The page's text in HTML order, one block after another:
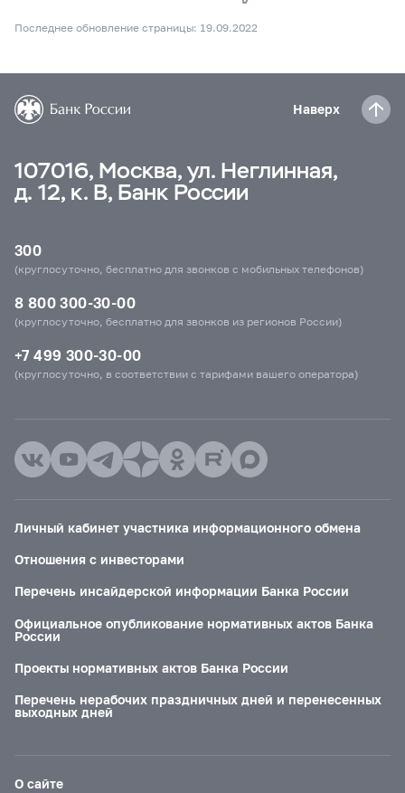
Последнее обновление страницы: 19.09.2022
Наверх
107016, Москва, ул. Неглинная,
д. 12, к. В, Банк России
300
(круглосуточно, бесплатно для звонков с мобильных телефонов)
8 800 300-30-00
(круглосуточно, бесплатно для звонков из регионов России)
+7 499 300-30-00
(круглосуточно, в соответствии с тарифами вашего оператора)
Личный кабинет участника информационного обмена
Отношения с инвесторами
Перечень инсайдерской информации Банка России
Официальное опубликование нормативных актов Банка
России
Проекты нормативных актов Банка России
Перечень нерабочих праздничных дней и перенесенных
выходных дней
О сайте